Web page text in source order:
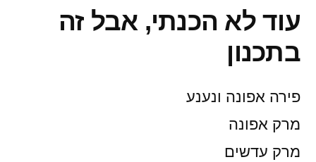
עוד לא הכנתי, אבל זה
בתכנון
פירה אפונה ונענע
מרק אפונה
מרק עדשים